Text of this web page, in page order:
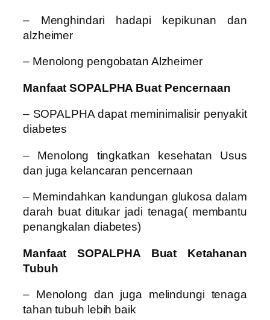
– Menghindari hadapi kepikunan dan
alzheimer
– Menolong pengobatan Alzheimer
Manfaat SOPALPHA Buat Pencernaan
– SOPALPHA dapat meminimalisir penyakit
diabetes
– Menolong tingkatkan kesehatan Usus
dan juga kelancaran pencernaan
– Memindahkan kandungan glukosa dalam
darah buat ditukar jadi tenaga( membantu
penangkalan diabetes)
Manfaat SOPALPHA Buat Ketahanan
Tubuh
– Menolong dan juga melindungi tenaga
tahan tubuh lebih baik